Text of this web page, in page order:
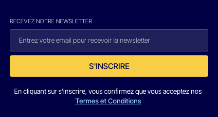
RECEVEZ NOTRE NEWSLETTER
S'INSCRIRE
En cliquant sur s'inscrire, vous confirmez que vous acceptez nos
Termes et Conditions